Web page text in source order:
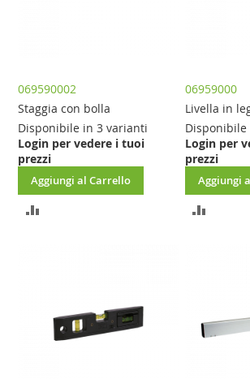
069590002
Staggia con bolla
Disponibile in 3 varianti
Login per vedere i tuoi
prezzi
Aggiungi al Carrello
AGGIUNGI
06959000
Livella in
Login per
prezzi
Aggiungi